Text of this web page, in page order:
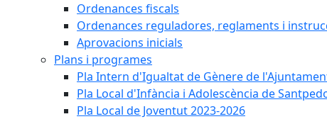
Ordenances fiscals
Ordenances reguladores, reglaments i
Aprovacions inicials
Plans i programes
Pla Intern d'Igualtat de Gènere de
Pla Local d'Infància i Adolescència de
Pla Local de Joventut 2023-2026